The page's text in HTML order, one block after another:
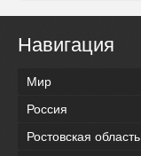
Навигация
Мир
Россия
Ростовская область